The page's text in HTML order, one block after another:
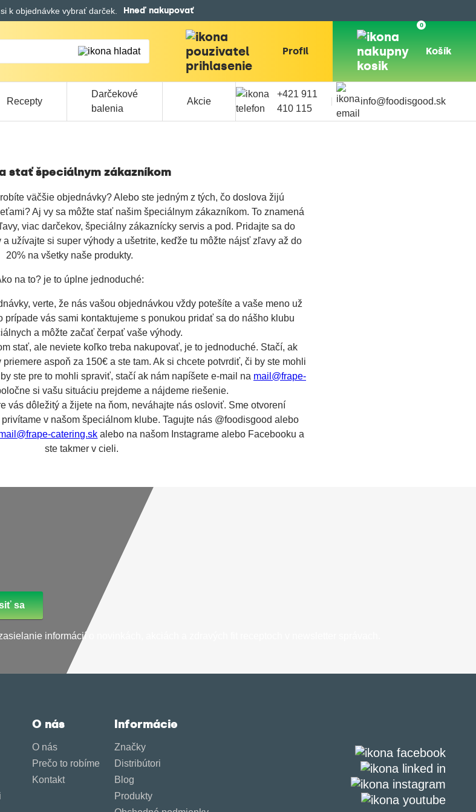
k objednávke vybrať darček. Hneď nakupovať
Profil
0
Košík
Recepty
Darčekové
balenia
Akcie
+421 911
410 115‬
info@foodisgood.sk
stať špeciálnym zákazníkom
väčšie objednávky? Alebo ste jedným z tých, čo doslova žijú
Aj vy sa môžte stať našimšpeciálnym zákazníkom. To znamená
viac darčekov, špeciálny zákaznícky servis a pod. Pridajte sa do
a užívajte si super výhody a ušetrite, keďže tu môžte nájsť zľavy až do
20% na všetky naše produkty.
na to? je to úplne jednoduché:
verte, že nás vašou objednávkou vždy potešíte a vaše meno už
prípade vás sami kontaktujeme s ponukou pridať sa do nášho klubu
a môžte začať čerpať vaše výhody.
stať, ale neviete koľko treba nakupovať, je to jednoduché. Stačí, ak
aspoň za 150€ a ste tam. Ak si chcete potvrdiť, či by ste mohli
ste pre to mohli spraviť, stačí ak nám napíšete e-mail na mail@frape-
si vašu situáciu prejdeme a nájdeme riešenie.
vás dôležitý a žijete na ňom, neváhajte nás osloviť. Sme otvorení
privítame v našomšpeciálnom klube. Tagujte nás @foodisgood alebo
catering.sk alebo na našom Instagrame alebo Facebooku a
ste takmer v cieli.
sa
informácií o novinkách, akciách a zdravých fit receptoch v newsletter správach.
O nás
O nás
Prečo to robíme
Kontakt
Informácie
Značky
Distribútori
Blog
Produkty